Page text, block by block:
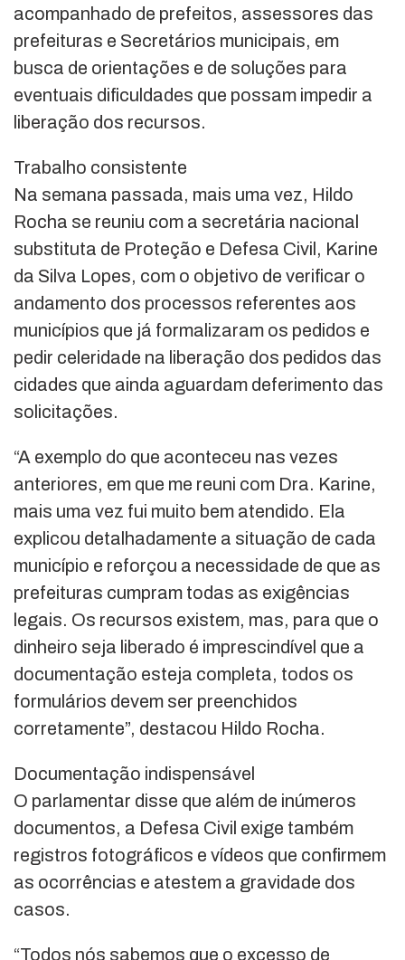
acompanhado de prefeitos, assessores das
prefeituras e Secretários municipais, em
busca de orientações e de soluções para
eventuais dificuldades que possam impedir a
liberação dos recursos.
Trabalho consistente
Na semana passada, mais uma vez, Hildo
Rocha se reuniu com a secretária nacional
substituta de Proteção e Defesa Civil, Karine
da Silva Lopes, com o objetivo de verificar o
andamento dos processos referentes aos
municípios que já formalizaram os pedidos e
pedir celeridade na liberação dos pedidos das
cidades que ainda aguardam deferimento das
solicitações.
“A exemplo do que aconteceu nas vezes
anteriores, em que me reuni com Dra. Karine,
mais uma vez fui muito bem atendido. Ela
explicou detalhadamente a situação de cada
município e reforçou a necessidade de que as
prefeituras cumpram todas as exigências
legais. Os recursos existem, mas, para que o
dinheiro seja liberado é imprescindível que a
documentação esteja completa, todos os
formulários devem ser preenchidos
corretamente”, destacou Hildo Rocha.
Documentação indispensável
O parlamentar disse que além de inúmeros
documentos, a Defesa Civil exige também
registros fotográficos e vídeos que confirmem
as ocorrências e atestem a gravidade dos
casos.
“Todos nós sabemos que o excesso de